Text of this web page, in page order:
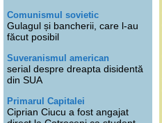
Comunismul sovietic
Gulagul și bancherii, care l-au
făcut posibil
Suveranismul american
serial despre dreapta disidentă
din SUA
Primarul Capitalei
Ciprian Ciucu a fost angajat